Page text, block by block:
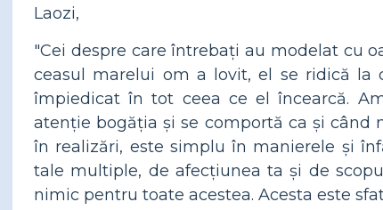
Laozi,
"Cei despre care întrebați au modelat cu
ceasul marelui om a lovit, el se ridică la
împiedicat în tot ceea ce el încearcă.
atenție bogăția și se comportă ca și
în realizări, este simplu în manierele și
tale multiple, de afecțiunea ta și de
nimic pentru toate acestea. Acesta este